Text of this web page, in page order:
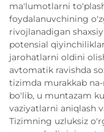
ma'lumotlarni
foydalanuvchining
rivojlanadigan
potensial
jarohatlarni oldini
avtomatik ravishda
tizimda murakkab
bo'lib, u muntazam
vaziyatlarni aniqlash
Tizimning uzluksiz